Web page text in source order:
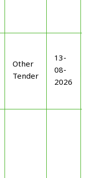
Other
Tender
13-
08-
2026